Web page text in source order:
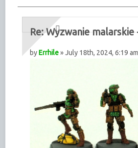
Re: Wyzwanie
byErrhile» July 18th, 2024, 6:19 am